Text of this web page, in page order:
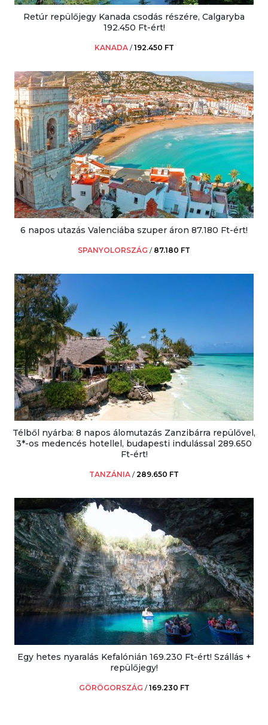
Retúr repülőjegy Kanada csodás részére, Calgaryba
192.450 Ft-ért!
KANADA /192.450 FT
6 napos utazás Valenciába szuper áron 87.180 Ft-ért!
SPANYOLORSZÁG / 87.180 FT
Télből nyárba: 8 napos álomutazás Zanzibárra repülővel,
3*-os medencés hotellel, budapesti indulással 289.650
Ft-ért!
TANZÁNIA /289.650 FT
Egy hetes nyaralás Kefalónián 169.230 Ft-ért! Szállás +
repülőjegy!
GÖRÖGORSZÁG /169.230 FT